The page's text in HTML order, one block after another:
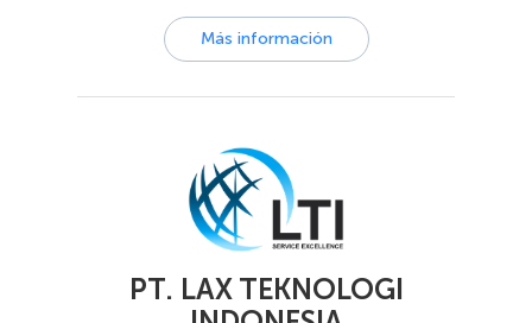
Más información
PT. LAX TEKNOLOGI